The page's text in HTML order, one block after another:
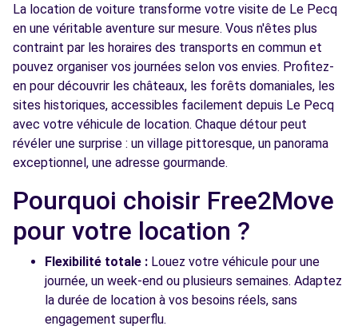
Voir l'agence
Free2Move Rent - GDAP - POISSY (C)
6.7 km
20B CHEMIN DE ROCOURT
POISSY, 78300
Voir l'agence
Free2move Rent - S&You - NANTERRE (D)
8.8 km
49 Rue Noël Pons
NANTERRE, 92000
Voir l'agence
La location de voiture transforme votre visite de Le Pecq
en une véritable aventure sur mesure. Vous n'êtes plus
contraint par les horaires des transports en commun et
pouvez organiser vos journées selon vos envies. Profitez-
en pour découvrir les châteaux, les forêts domaniales, les
sites historiques, accessibles facilement depuis Le Pecq
avec votre véhicule de location. Chaque détour peut
révéler une surprise : un village pittoresque, un panorama
exceptionnel, une adresse gourmande.
Pourquoi choisir Free2Move
pour votre location ?
Flexibilité totale : Louez votre véhicule pour une
journée, un week-end ou plusieurs semaines. Adaptez
la durée de location à vos besoins réels, sans
engagement superflu.